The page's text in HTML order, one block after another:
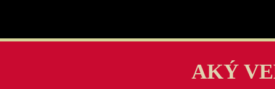
AKÝ